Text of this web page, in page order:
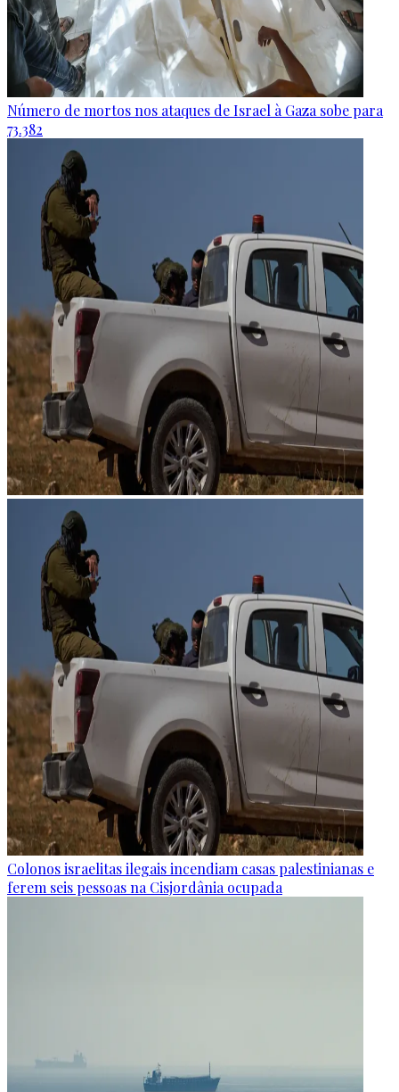
Número de mortos nos ataques de Israel à Gaza sobe para
73.382
Colonos israelitas ilegais incendiam casas palestinianas e
ferem seis pessoas na Cisjordânia ocupada